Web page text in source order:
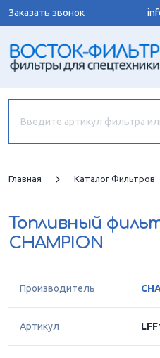
Заказать звонок
Главная Каталог Фильтров
Топливный
CHAMPION
Производитель
Артикул